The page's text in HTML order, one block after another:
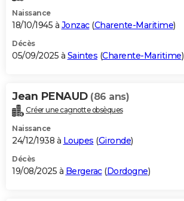
Naissance
18/10/1945 à Jonzac(Charente-Maritime)
Décès
05/09/2025 à Saintes (Charente-Maritime)
Jean PENAUD (86 ans)
Créer une cagnotte obsèques
Naissance
24/12/1938 à Loupes (Gironde)
Décès
19/08/2025 à Bergerac(Dordogne)